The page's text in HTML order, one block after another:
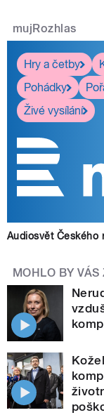
mujRozhlas
Hry a četby
Pohádky
Živé vysílání
Audiosvět Českého
MOHLO BY